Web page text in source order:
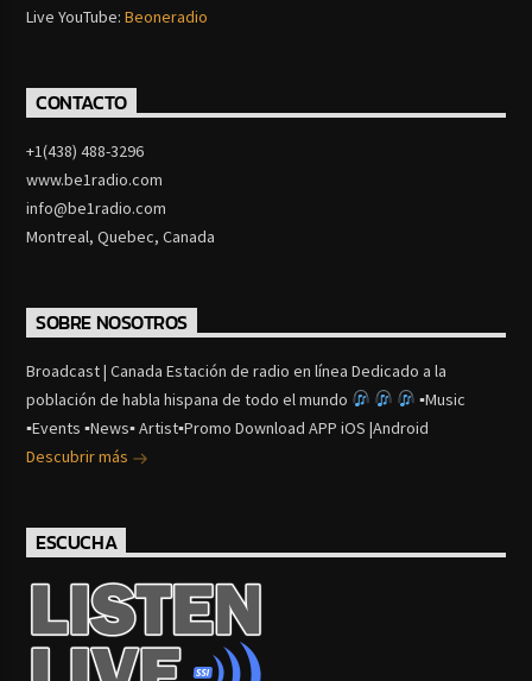
Live YouTube:Beoneradio
CONTACTO
+1(438) 488-3296
www.be1radio.com
info@be1radio.com
Montreal, Quebec, Canada
SOBRE NOSOTROS
Broadcast | Canada Estación de radio en línea Dedicado a la
población de habla hispana de todo el mundo
▪Music
▪Events ▪News▪ Artist▪Promo Download APP iOS |Android
Descubrir más
ESCUCHA